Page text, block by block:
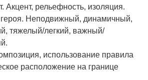
Акцент, рельефность, изоляция.
Неподвижный, динамичный,
тяжелый/легкий, важный/
использование правила
расположение на границе